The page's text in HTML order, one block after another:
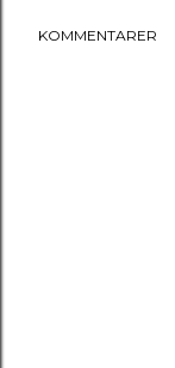
KOMMENTARER